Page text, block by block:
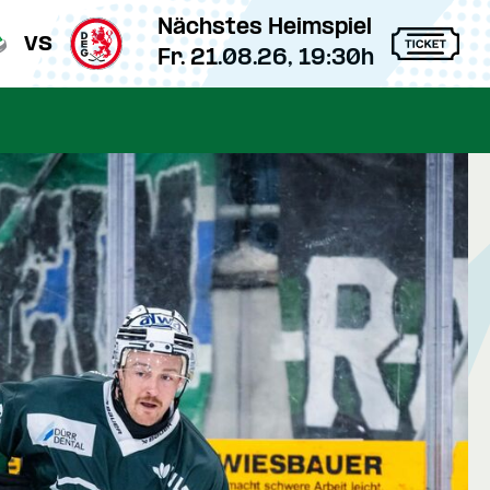
vs
Nächstes Heimspiel
Fr. 21.08.26, 19:30h